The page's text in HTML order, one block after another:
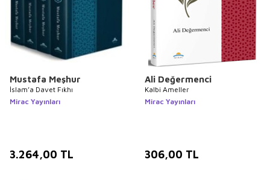
Mustafa Meşhur
İslam’a Davet Fıkhı
Mirac Yayınları
3.264,00 TL
Ali Değermenci
Kalbi Ameller
Mirac Yayınları
306,00 TL